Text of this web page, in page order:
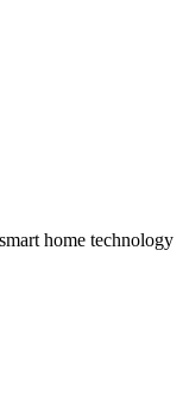
home technology